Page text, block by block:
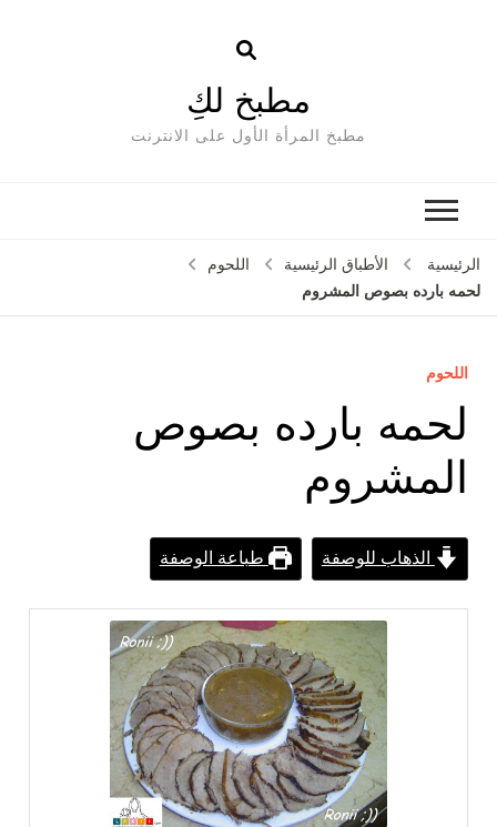
مطبخ لكِ
مطبخ المرأة الأول على الانترنت
الرئيسية الأطباق الرئيسية
اللحوم
لحمه بارده بصوص المشروم
اللحوم
لحمه بارده بصوص
المشروم
الذهاب للوصفة طباعة الوصفة